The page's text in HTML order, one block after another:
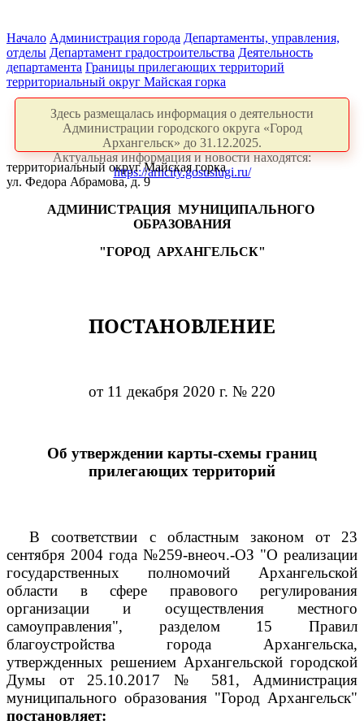
Начало Администрация города Департаменты, управления,
отделы Департамент градостроительства Деятельность
департамента Границы прилегающих территорий
территориальный округ Майская горка
Здесь размещалась информация о деятельности
Администрации городского округа «Город
Архангельск» до 31.12.2025.
Актуальная информация и новости находятся:
https://arhcity.gosuslugi.ru/
территориальный округ Майская горка
ул. Федора Абрамова, д. 9
АДМИНИСТРАЦИЯ МУНИЦИПАЛЬНОГО
ОБРАЗОВАНИЯ
"ГОРОД АРХАНГЕЛЬСК"
ПОСТАНОВЛЕНИЕ
от 11 декабря 2020 г. № 220
Об утверждении карты-схемы границ
прилегающих территорий
В соответствии с областным законом от 23
сентября 2004 года №259-внеоч.-ОЗ "О реализации
государственных полномочий Архангельской
области в сфере правового регулирования
организации и осуществления местного
самоуправления", разделом 15 Правил
благоустройства города Архангельска,
утвержденных решением Архангельской городской
Думы от 25.10.2017 № 581, Администрация
муниципального образования "Город Архангельск"
постановляет: